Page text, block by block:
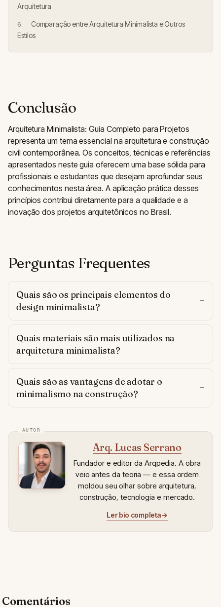
Arquitetura
Comparação entre Arquitetura Minimalista e Outros
Estilos
Conclusão
Arquitetura Minimalista: Guia Completo para Projetos
representa um tema essencial na arquitetura e construção
civil contemporânea. Os conceitos, técnicas e referências
apresentados neste guia oferecem uma base sólida para
profissionais e estudantes que desejam aprofundar seus
conhecimentos nesta área. A aplicação prática desses
princípios contribui diretamente para a qualidade e a
inovação dos projetos arquitetônicos no Brasil.
Perguntas Frequentes
Quais são os principais elementos do
design minimalista?
Quais materiais são mais utilizados na
arquitetura minimalista?
Quais são as vantagens de adotar o
minimalismo na construção?
Arq. Lucas Serrano
Fundador e editor da Arqpedia. A obra
veio antes da teoria — e essa ordem
moldou seu olhar sobre arquitetura,
construção, tecnologia e mercado.
Ler bio completa→